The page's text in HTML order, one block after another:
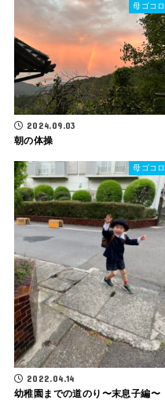
母ゴコロ
2024.09.03
朝の体操
母ゴコロ
2022.04.14
幼稚園までの道のり〜末息子編〜